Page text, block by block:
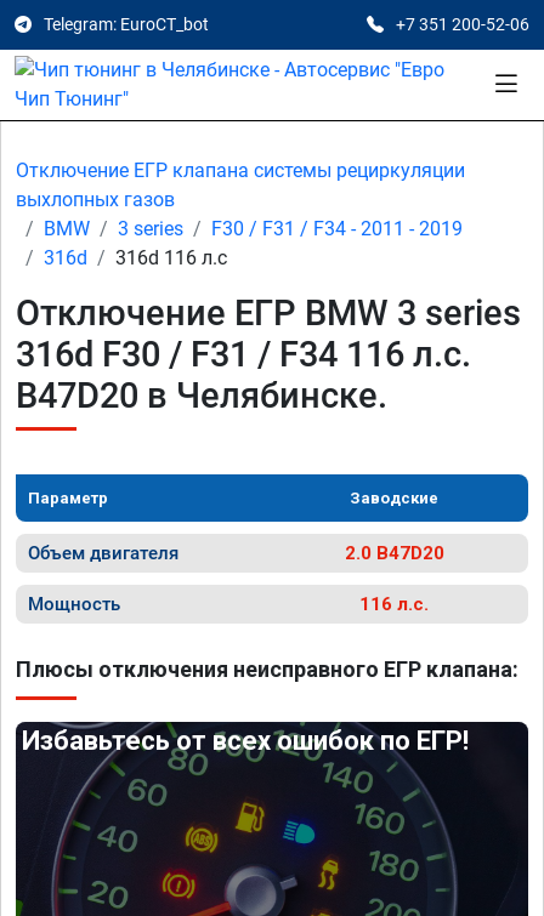
Telegram: EuroCT_bot +7 351 200-52-06
Отключение ЕГР клапана системы рециркуляции
выхлопных газов
BMW
3 series
F30 / F31 / F34 - 2011 - 2019
316d
316d 116 л.с
Отключение ЕГР BMW 3 series
316d F30 / F31 / F34 116 л.с.
B47D20 в Челябинске.
Параметр Заводские
Объем двигателя 2.0 B47D20
Мощность 116 л.с.
Плюсы отключения неисправного ЕГР клапана:
Избавьтесь от всех ошибок по ЕГР!